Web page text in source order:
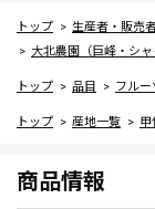
トップ 生産者・販売
大北農園（巨峰・シャ
トップ 品目 フルー
トップ 産地一覧 甲
商品情報